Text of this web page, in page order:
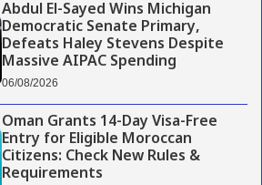
Abdul El-Sayed Wins Michigan
Democratic Senate Primary,
Defeats Haley Stevens Despite
Massive AIPAC Spending
06/08/2026
Oman Grants 14-Day Visa-Free
Entry for Eligible Moroccan
Citizens: Check New Rules &
Requirements